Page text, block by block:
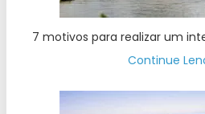
7 motivos para realizar um
Continue